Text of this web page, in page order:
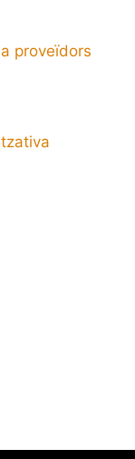
proveïdors